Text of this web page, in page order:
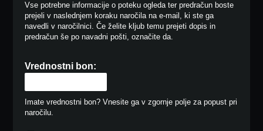
Vse potrebne informacije o poteku ogleda ter predračun boste
prejeli v naslednjem koraku naročila na e-mail, ki ste ga
navedli v naročilnici. Če želite kljub temu prejeti dopis in
predračun še po navadni pošti, označite da.
Vrednostni bon:
Imate vrednostni bon? Vnesite ga v zgornje polje za popust pri
naročilu.